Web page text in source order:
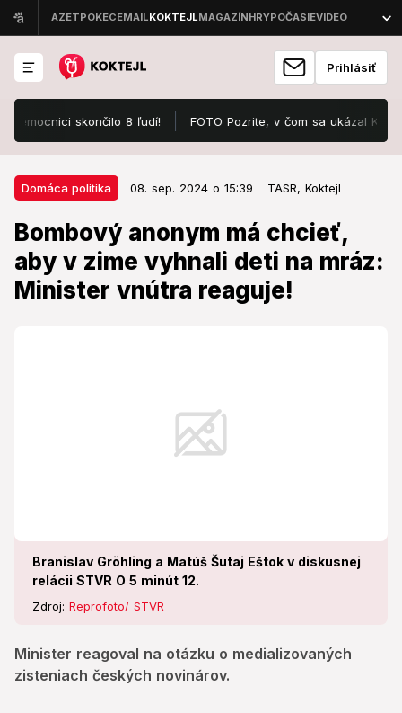
Prihlásiť
skončilo 8 ľudí! FOTO Pozrite, v čom sa ukázal Karol
Domáca politika 08. sep. 2024 o 15:39 TASR, Koktejl
Bombový anonym má chcieť,
aby v zime vyhnali deti na mráz:
Minister vnútra reaguje!
Branislav Gröhling a Matúš Šutaj Eštok v diskusnej
relácii STVR O 5 minút 12.
Zdroj: Reprofoto/ STVR
Minister reagoval na otázku o medializovaných
zisteniach českých novinárov.
Domáca politika 08. sep. 2024 o 15:39
Bombový anonym má chcieť, aby
v zime vyhnali deti na mráz:
Minister vnútra reaguje!